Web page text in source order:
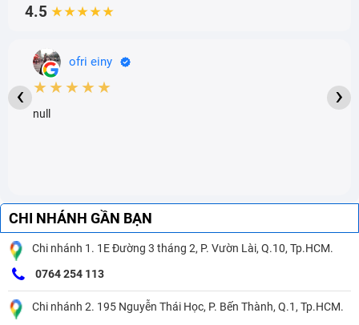
4.5 ★★★★★
ofri einy
★★★★★
null
‹ ›
CHI NHÁNH GẦN BẠN
Chi nhánh 1. 1E Đường 3 tháng 2, P. Vườn Lài, Q.10, Tp.HCM.
0764 254 113
Chi nhánh 2. 195 Nguyễn Thái Học, P. Bến Thành, Q.1, Tp.HCM.